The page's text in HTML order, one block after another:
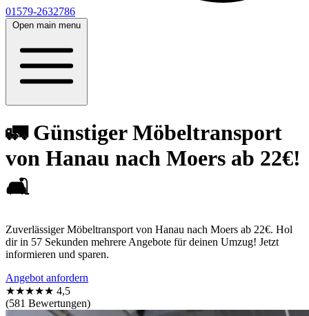
01579-2632786
Open main menu
🚛 Günstiger Möbeltransport
von Hanau nach Moers ab 22€!
🛋️
Zuverlässiger Möbeltransport von Hanau nach Moers ab 22€. Hol
dir in 57 Sekunden mehrere Angebote für deinen Umzug! Jetzt
informieren und sparen.
Angebot anfordern
★★★★★ 4,5
(581 Bewertungen)